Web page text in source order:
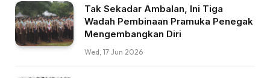
Tak Sekadar Ambalan, Ini Tiga
Wadah Pembinaan Pramuka Penegak
Mengembangkan Diri
Wed, 17 Jun 2026